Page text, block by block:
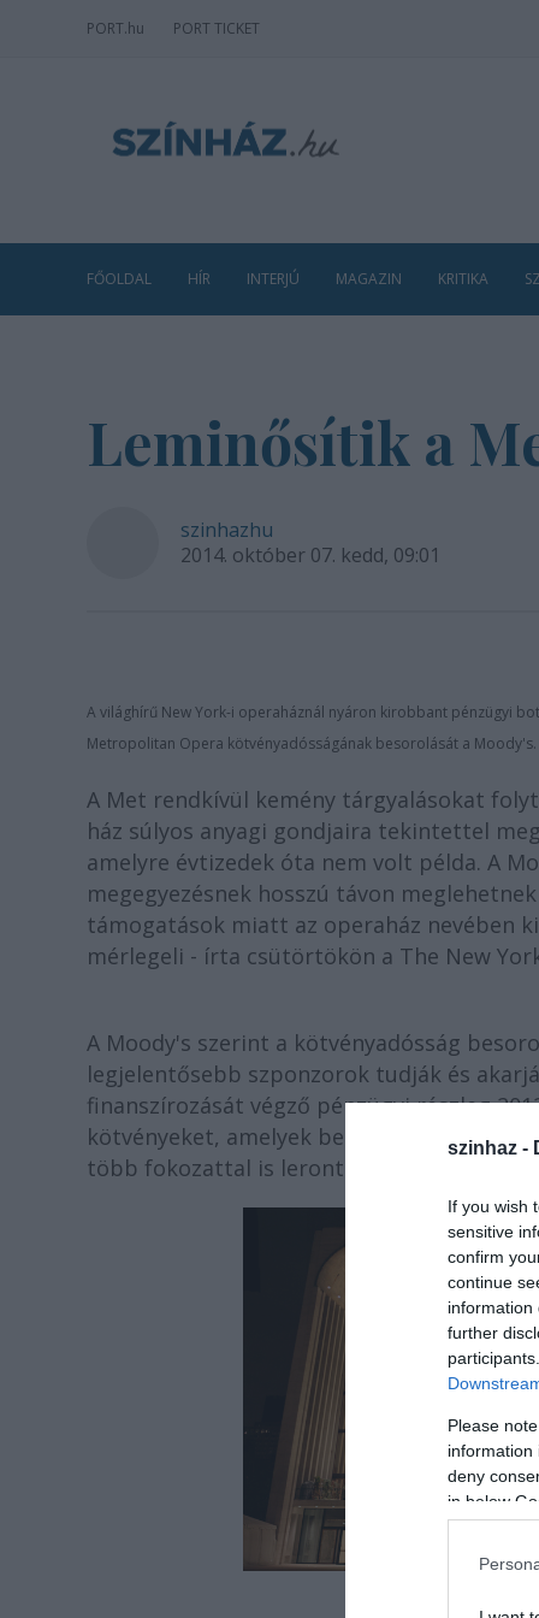
szinhaz -
If you wish
sensitive
confirm
continue
information
further
Please
information
deny
in below
PORT.hu PORT TICKET
FŐOLDAL HÍR INTERJÚ MAGAZIN KRITIKA
Leminősítik a
szinhazhu
2014. október 07. kedd, 09:01
A világhírű New York-i operaháznál nyáron kirobbant pénzügyi
Metropolitan Opera kötvényadósságának besorolását a Moody's.
A Met rendkívül kemény tárgyalásokat
ház súlyos anyagi gondjaira tekintettel
amelyre évtizedek óta nem volt példa. A
megegyezésnek hosszú távon
támogatások miatt az operaház nevében
mérlegeli - írta csütörtökön a The New
A Moody's szerint a kötvényadósság
legjelentősebb szponzorok tudják és
finanszírozását végző pénzügyi részleg
kötvényeket, amelyek besorolása jelenleg
több fokozattal is leronthatja ezt.